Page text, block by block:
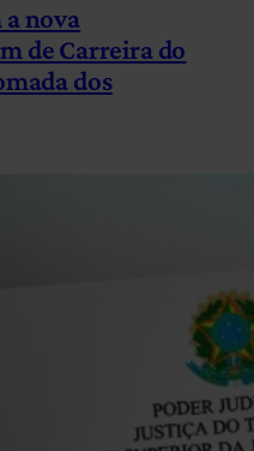
a nova
de Carreira do
dos